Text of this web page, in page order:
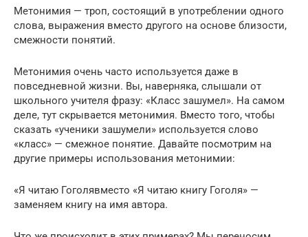
Метонимия — троп, состоящий в употреблении одного
слова, выражения вместо другого на основе близости,
смежности понятий.
Метонимия очень часто используется даже в
повседневной жизни. Вы, наверняка, слышали от
школьного учителя фразу: «Класс зашумел». На самом
деле, тут скрывается метонимия. Вместо того, чтобы
сказать «ученики зашумели» используется слово
«класс» — смежное понятие. Давайте посмотрим на
другие примеры использования метонимии:
«Я читаю Гоголявместо «Я читаю книгу Гоголя» —
заменяем книгу на имя автора.